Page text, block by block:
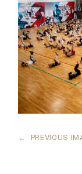
← PREVIOUS